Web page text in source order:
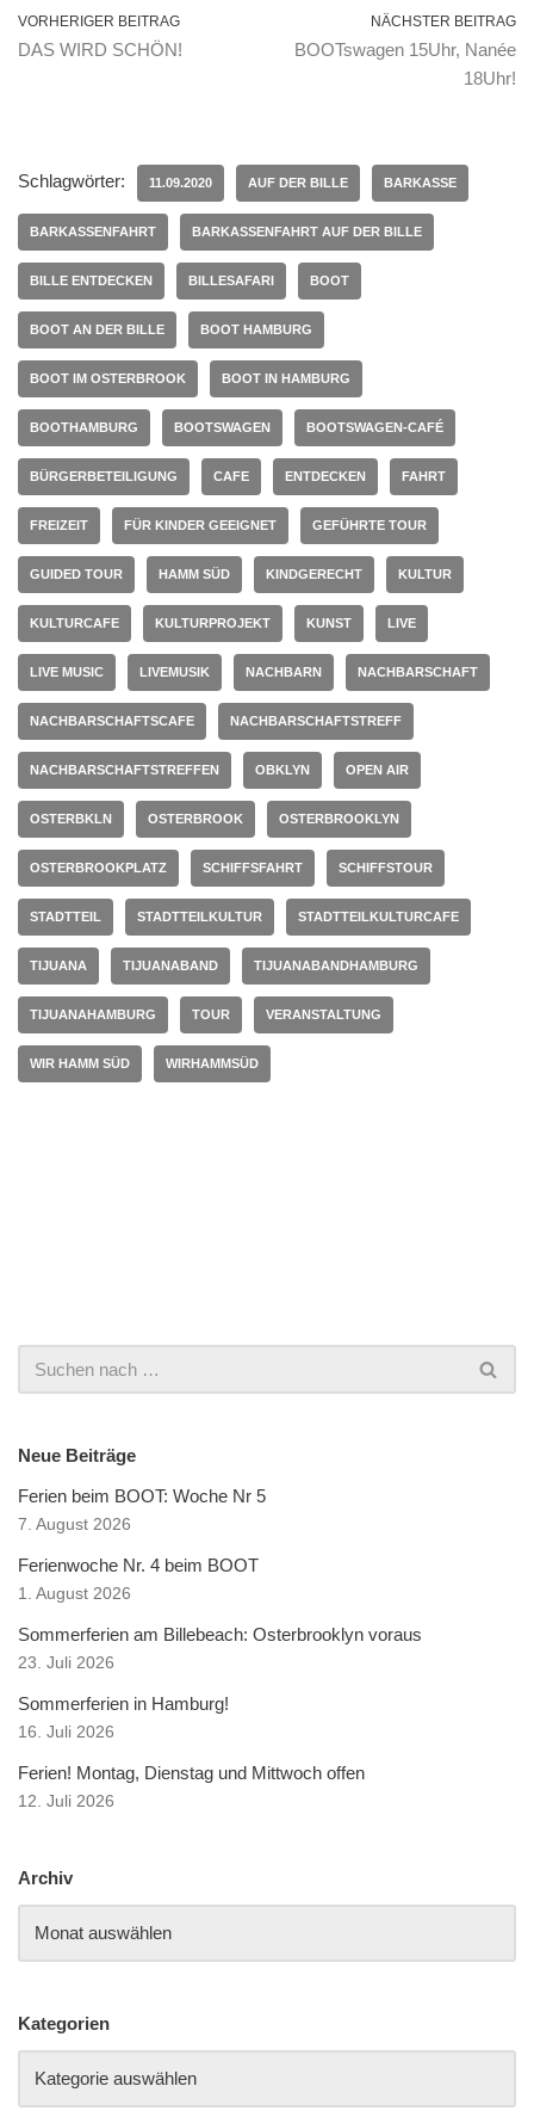
VORHERIGER BEITRAG
DAS WIRD SCHÖN!
NÄCHSTER BEITRAG
BOOTswagen 15Uhr, Nanée
18Uhr!
Schlagwörter: 11.09.2020 AUF DER BILLE BARKASSE
BARKASSENFAHRT BARKASSENFAHRT AUF DER BILLE
BILLE ENTDECKEN BILLESAFARI BOOT
BOOT AN DER BILLE BOOT HAMBURG
BOOT IM OSTERBROOK BOOT IN HAMBURG
BOOTHAMBURG BOOTSWAGEN BOOTSWAGEN-CAFÉ
BÜRGERBETEILIGUNG CAFE ENTDECKEN FAHRT
FREIZEIT FÜR KINDER GEEIGNET GEFÜHRTE TOUR
GUIDED TOUR HAMM SÜD KINDGERECHT KULTUR
KULTURCAFE KULTURPROJEKT KUNST LIVE
LIVE MUSIC LIVEMUSIK NACHBARN NACHBARSCHAFT
NACHBARSCHAFTSCAFE NACHBARSCHAFTSTREFF
NACHBARSCHAFTSTREFFEN OBKLYN OPEN AIR
OSTERBKLN OSTERBROOK OSTERBROOKLYN
OSTERBROOKPLATZ SCHIFFSFAHRT SCHIFFSTOUR
STADTTEIL STADTTEILKULTUR STADTTEILKULTURCAFE
TIJUANA TIJUANABAND TIJUANABANDHAMBURG
TIJUANAHAMBURG TOUR VERANSTALTUNG
WIR HAMM SÜD WIRHAMMSÜD
Neue Beiträge
Ferien beim BOOT: Woche Nr 5
7. August 2026
Ferienwoche Nr. 4 beim BOOT
1. August 2026
Sommerferien am Billebeach: Osterbrooklyn voraus
23. Juli 2026
Sommerferien in Hamburg!
16. Juli 2026
Ferien! Montag, Dienstag und Mittwoch offen
12. Juli 2026
Archiv
Kategorien